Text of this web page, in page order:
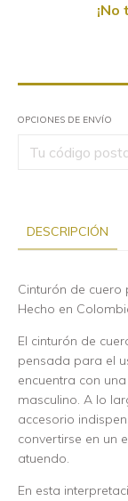
OPCIONES DE ENVÍO
DESCRIPCIÓN
Cinturón de
Hecho en
El cinturón de
pensada para el
encuentra con
masculino. A lo
accesorio
convertirse en un
atuendo.
En esta